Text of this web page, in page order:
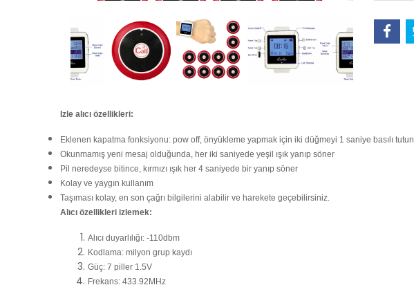
Izle alıcı özellikleri:
Eklenen kapatma fonksiyonu: pow off, önyükleme yapmak için iki düğmeyi 1 saniye basılı tutun
Okunmamış yeni mesaj olduğunda, her iki saniyede yeşil ışık yanıp söner
Pil neredeyse bitince, kırmızı ışık her 4 saniyede bir yanıp söner
Kolay ve yaygın kullanım
Taşıması kolay, en son çağrı bilgilerini alabilir ve harekete geçebilirsiniz.
Alıcı özellikleri izlemek:
Alıcı duyarlılığı: -110dbm
Kodlama: milyon grup kaydı
Güç: 7 piller 1.5V
Frekans: 433.92MHz